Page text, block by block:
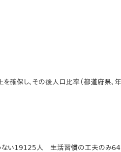
保し、その後人口比率（都道府県、年
ない19125人 生活習慣の工夫のみ